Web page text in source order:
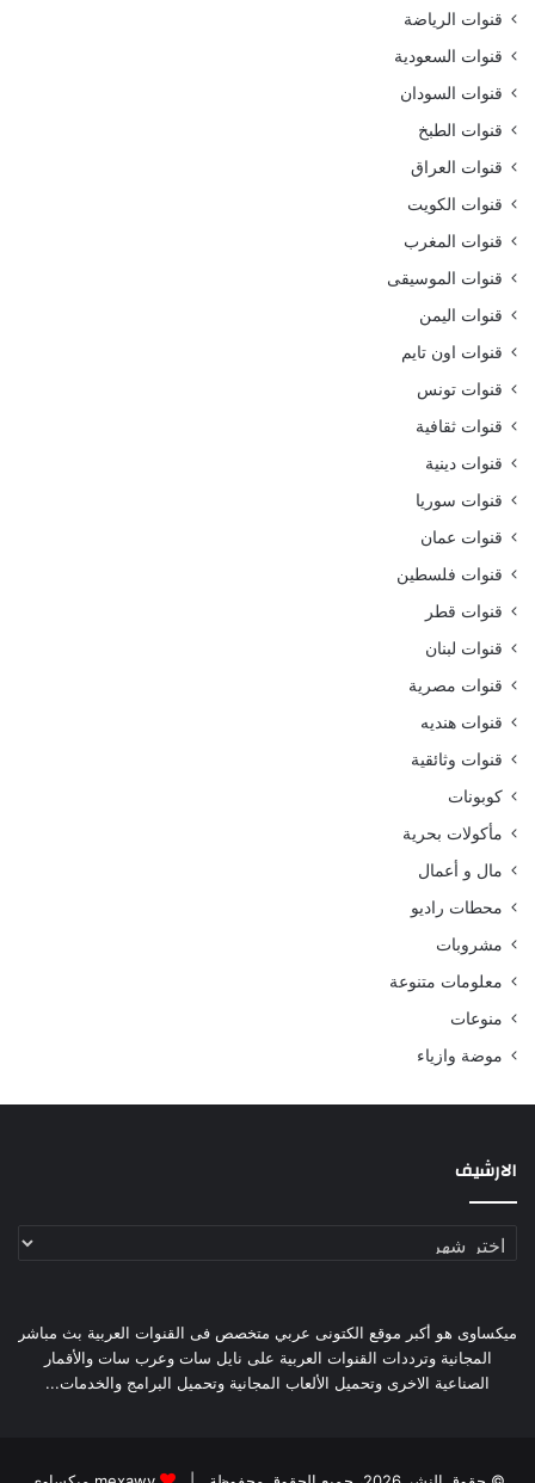
قنوات الرياضة
قنوات السعودية
قنوات السودان
قنوات الطبخ
قنوات العراق
قنوات الكويت
قنوات المغرب
قنوات الموسيقى
قنوات اليمن
قنوات اون تايم
قنوات تونس
قنوات ثقافية
قنوات دينية
قنوات سوريا
قنوات عمان
قنوات فلسطين
قنوات قطر
قنوات لبنان
قنوات مصرية
قنوات هنديه
قنوات وثائقية
كوبونات
مأكولات بحرية
مال و أعمال
محطات راديو
مشروبات
معلومات متنوعة
منوعات
موضة وازياء
الارشيف
الارشيف
ميكساوى هو أكبر موقع الكتونى عربي متخصص فى القنوات العربية بث مباشر
المجانية وترددات القنوات العربية على نايل سات وعرب سات والأقمار
الصناعية الاخرى وتحميل الألعاب المجانية وتحميل البرامج والخدمات...